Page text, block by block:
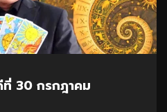
30 กรกฎาคม